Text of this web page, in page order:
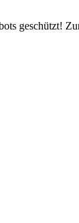
geschützt!